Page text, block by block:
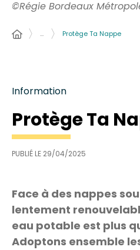
©Régie Bordeaux
Information
Protège Ta
PUBLIÉ LE 29/04/2025
… Protège Ta Nappe
Face à des nappes
lentement
eau potable est plus
Adoptons ensemble